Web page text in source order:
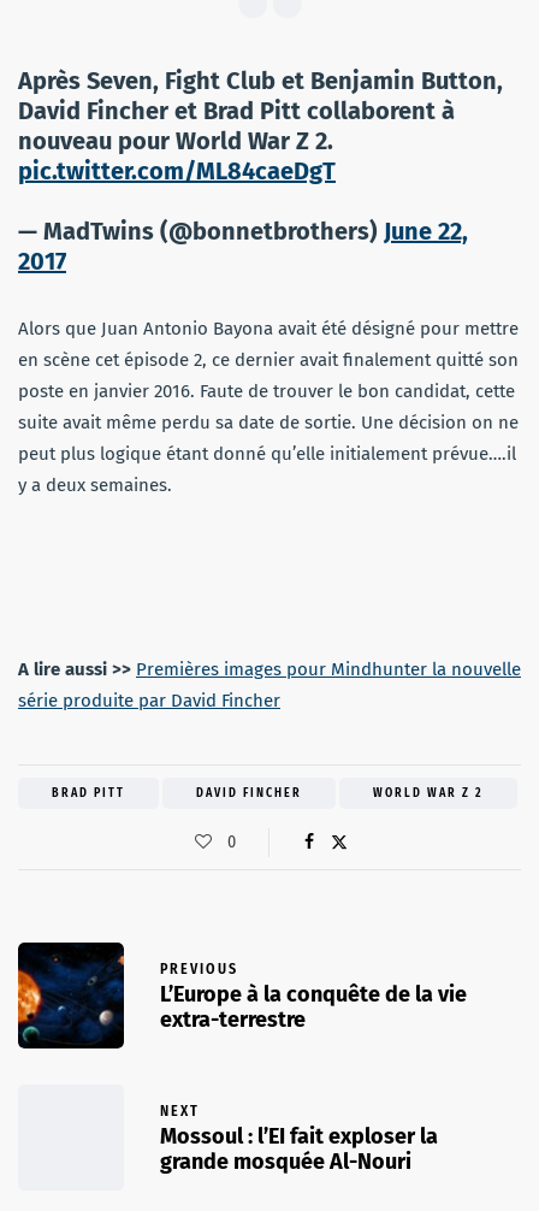
Après Seven, Fight Club et Benjamin Button,
David Fincher et Brad Pitt collaborent à
nouveau pour World War Z 2.
pic.twitter.com/ML84caeDgT
— MadTwins (@bonnetbrothers) June 22,
2017
Alors que Juan Antonio Bayona avait été désigné pour mettre
en scène cet épisode 2, ce dernier avait finalement quitté son
poste en janvier 2016. Faute de trouver le bon candidat, cette
suite avait même perdu sa date de sortie. Une décision on ne
peut plus logique étant donné qu’elle initialement prévue….il
y a deux semaines.
A lire aussi >> Premières images pour Mindhunter la nouvelle
série produite par David Fincher
BRAD PITT DAVID FINCHER WORLD WAR Z 2
0
PREVIOUS
L’Europe à la conquête de la vie
extra-terrestre
NEXT
Mossoul : l’EI fait exploser la
grande mosquée Al-Nouri